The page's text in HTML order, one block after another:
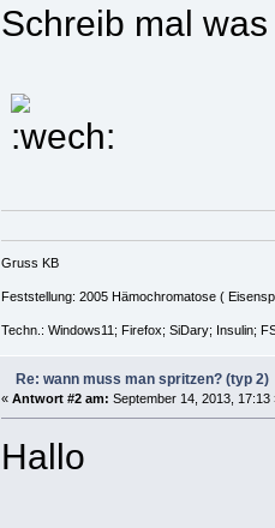
Schreib mal
Gruss KB
Feststellung: 2005 Hämochromatose (
Techn.: Windows11; Firefox; SiDary; Insulin;
Re: wann muss man spritzen? (typ 2)
« Antwort #2 am: September 14, 2013, 17:13
Hallo